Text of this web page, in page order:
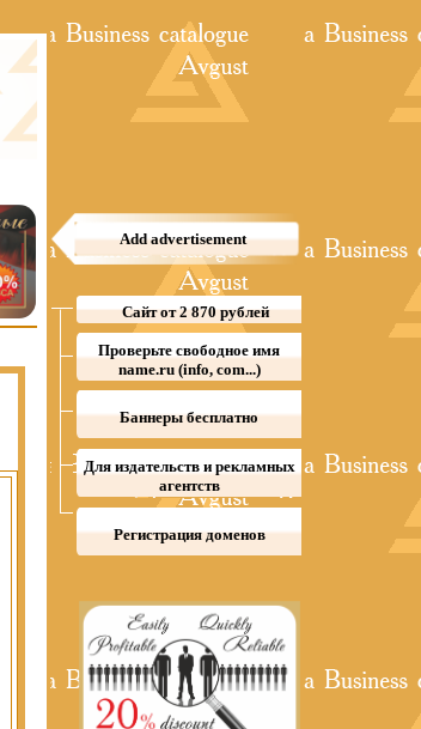
Add advertisement
Сайт от 2 870 рублей
Проверьте свободное имя
name.ru (info, com...)
Баннеры бесплатно
Для издательств и рекламных
агентств
Регистрация доменов